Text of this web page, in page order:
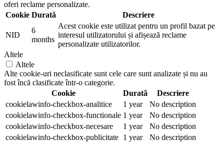
oferi reclame personalizate.
Cookie Durată Descriere
NID
6
months
Acest cookie este utilizat pentru un profil bazat pe
interesul utilizatorului și afișează reclame
personalizate utilizatorilor.
Altele
Altele
Alte cookie-uri neclasificate sunt cele care sunt analizate și nu au
fost încă clasificate într-o categorie.
Cookie
Durată
Descriere
cookielawinfo-checkbox-analitice
1 year
No description
cookielawinfo-checkbox-functionale 1 year
No description
cookielawinfo-checkbox-necesare
1 year
No description
cookielawinfo-checkbox-publicitate 1 year
No description